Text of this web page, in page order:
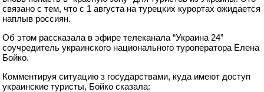
связано с тем, что с 1 августа на турецких курортах ожидается
наплыв россиян.
Об этом рассказала в эфире телеканала “Украина 24”
соучредитель украинского национального туроператора Елена
Бойко.
Комментируя ситуацию з государствами, куда имеют доступ
украинские туристы, Бойко сказала: